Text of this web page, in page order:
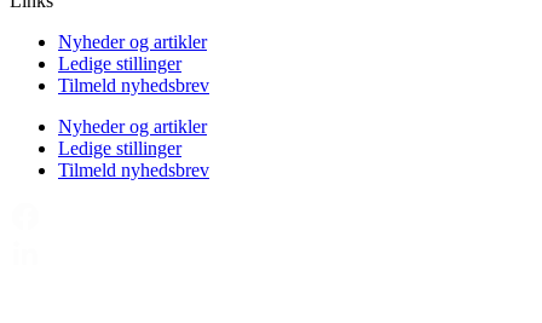
Nyheder og artikler
Ledige stillinger
Tilmeld nyhedsbrev
Nyheder og artikler
Ledige stillinger
Tilmeld nyhedsbrev